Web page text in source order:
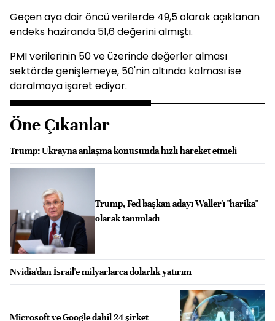
Geçen aya dair öncü verilerde 49,5 olarak açıklanan
endeks haziranda 51,6 değerini almıştı.
PMI verilerinin 50 ve üzerinde değerler alması
sektörde genişlemeye, 50'nin altında kalması ise
daralmaya işaret ediyor.
Öne Çıkanlar
Trump: Ukrayna anlaşma konusunda hızlı hareket etmeli
Trump, Fed başkan adayı Waller'ı "harika"
olarak tanımladı
Nvidia'dan İsrail'e milyarlarca dolarlık yatırım
Microsoft ve Google dahil 24 şirket